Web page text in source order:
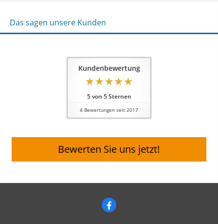
Das sagen unsere Kunden
Kundenbewertung
5von 5Sternen
4 Bewertungen seit 2017
Bewerten Sie uns jetzt!